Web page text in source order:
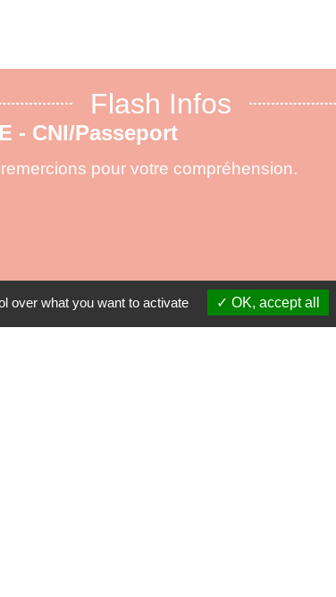
Flash Infos
FORÊTS maj 15.07.2026
concernant la circulation en forêt
over what you want to activate OK, accept all